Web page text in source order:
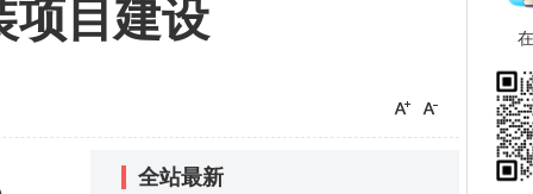
项目建设
全站最新